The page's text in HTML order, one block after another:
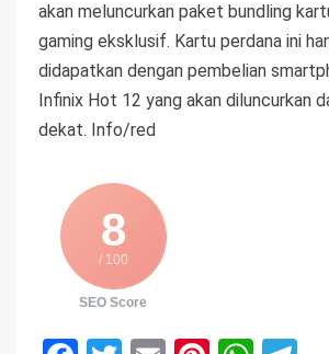
akan meluncurkan paket bundling
gaming eksklusif. Kartu perdana ini
didapatkan dengan pembelian
Infinix Hot 12 yang akan diluncurkan
dekat. Info/red
8
/ 100
SEO Score